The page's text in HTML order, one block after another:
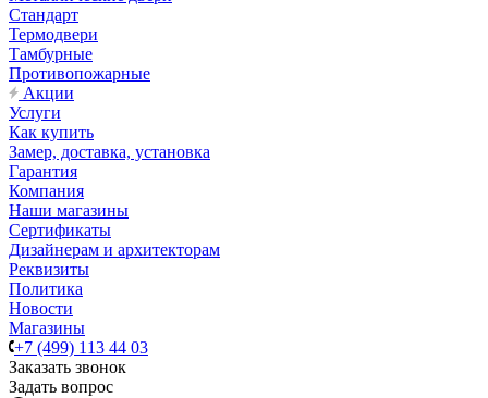
Стандарт
Термодвери
Тамбурные
Противопожарные
Акции
Услуги
Как купить
Замер, доставка, установка
Гарантия
Компания
Наши магазины
Сертификаты
Дизайнерам и архитекторам
Реквизиты
Политика
Новости
Магазины
+7 (499) 113 44 03
Заказать звонок
Задать вопрос